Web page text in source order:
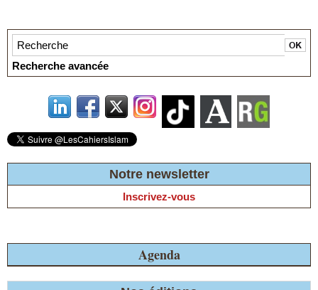
Recherche avancée
Notre newsletter
Inscrivez-vous
Agenda